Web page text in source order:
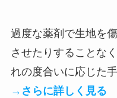
過度な薬剤で生地を
させたりすることな
れの度合いに応じた
→さらに詳しく見る